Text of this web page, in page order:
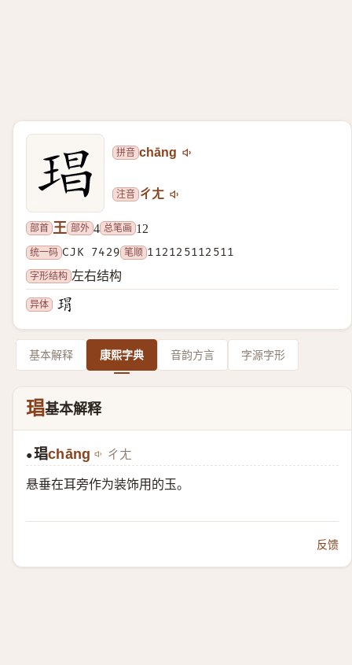
拼音 chāng
注音 ㄔㄤ
部首 王 部外 4 总笔画 12
统一码 CJK 7429 笔顺 112125112511
字形结构 左右结构
异体
基本解释 康熙字典 音韵方言 字源字形
琩基本解释
●琩chāng ㄔㄤ
悬垂在耳旁作为装饰用的玉。
反馈